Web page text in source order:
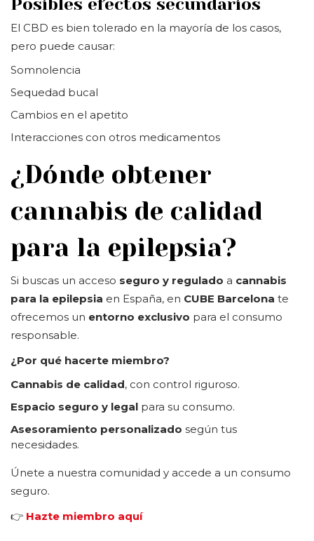
Posibles efectos secundarios
El CBD es bien tolerado en la mayoría de los casos,
pero puede causar:
Somnolencia
Sequedad bucal
Cambios en el apetito
Interacciones con otros medicamentos
¿Dónde obtener
cannabis de calidad
para la epilepsia?
Si buscas un acceso seguro y regulado a cannabis
para la epilepsia en España, en CUBE Barcelona te
ofrecemos un entorno exclusivo para el consumo
responsable.
¿Por qué hacerte miembro?
Cannabis de calidad, con control riguroso.
Espacio seguro y legal para su consumo.
Asesoramiento personalizado según tus
necesidades.
Únete a nuestra comunidad y accede a un consumo
seguro.
👉 Hazte miembro aquí